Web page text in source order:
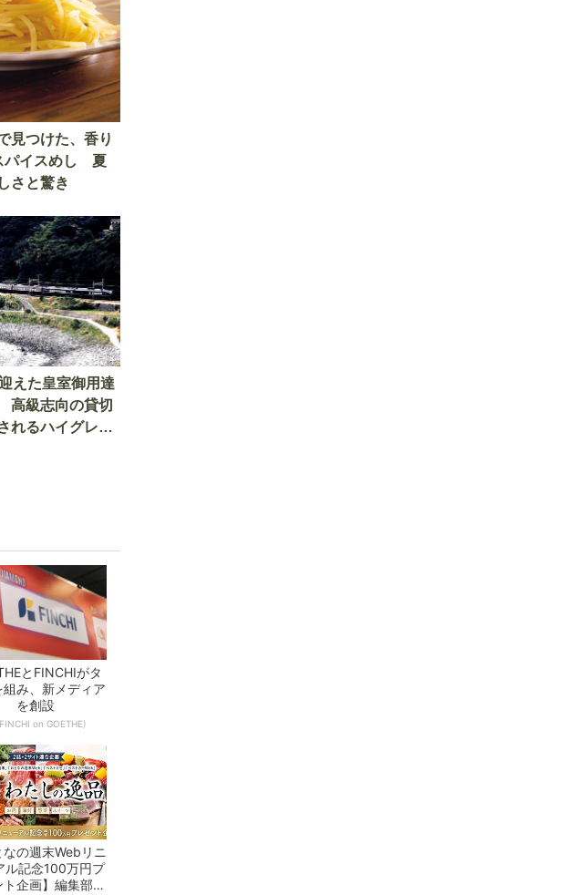
見つけた、香り
パイスめし 夏
さと驚き
えた皇室御用達
級志向の貸切
れるハイグレー
とFINCHIがタ
組み、新メディア
を創設
on GOETHE)
なの週末Webリニ
ル記念100万円プ
ト企画】編集部が